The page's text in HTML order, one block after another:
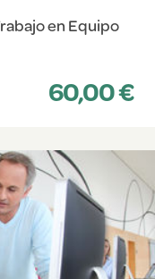
en Equipo
60,00 €